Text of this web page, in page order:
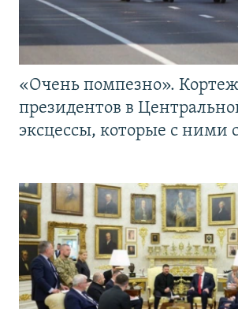
«Очень помпезно».
президентов в
эксцессы, которые с ними